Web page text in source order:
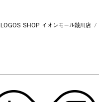
LOGOS SHOP イオンモール綾川店